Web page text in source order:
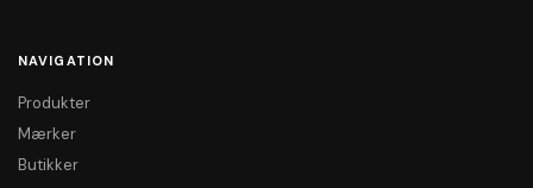
NAVIGATION
Produkter
Mærker
Butikker